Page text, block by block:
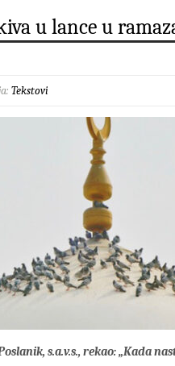
u lance u
Tekstovi
s.a.v.s., rekao: „Kada